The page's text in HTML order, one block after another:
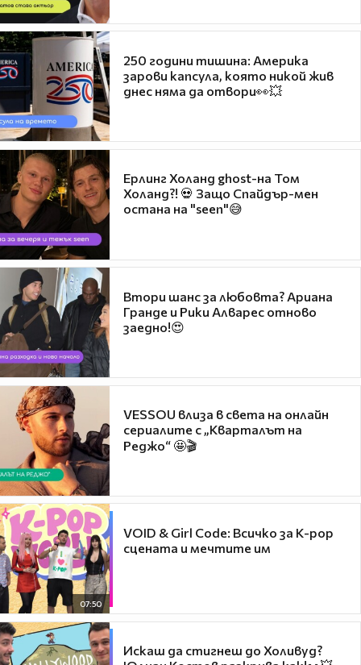
250 години тишина: Америка
зарови капсула, която никой жив
днес няма да отвори👀💥
Ерлинг Холанд ghost-на Том
Холанд?! 💀 Защо Спайдър-мен
остана на "seen"😅
Втори шанс за любовта? Ариана
Гранде и Рики Алварес отново
заедно!😍
VESSOU влиза в света на онлайн
сериалите с „Кварталът на
Реджо“ 🤩🎬
07:50
VOID & Girl Code: Всичко за K-pop
сцената и мечтите им
Искаш да стигнеш до Холивуд?